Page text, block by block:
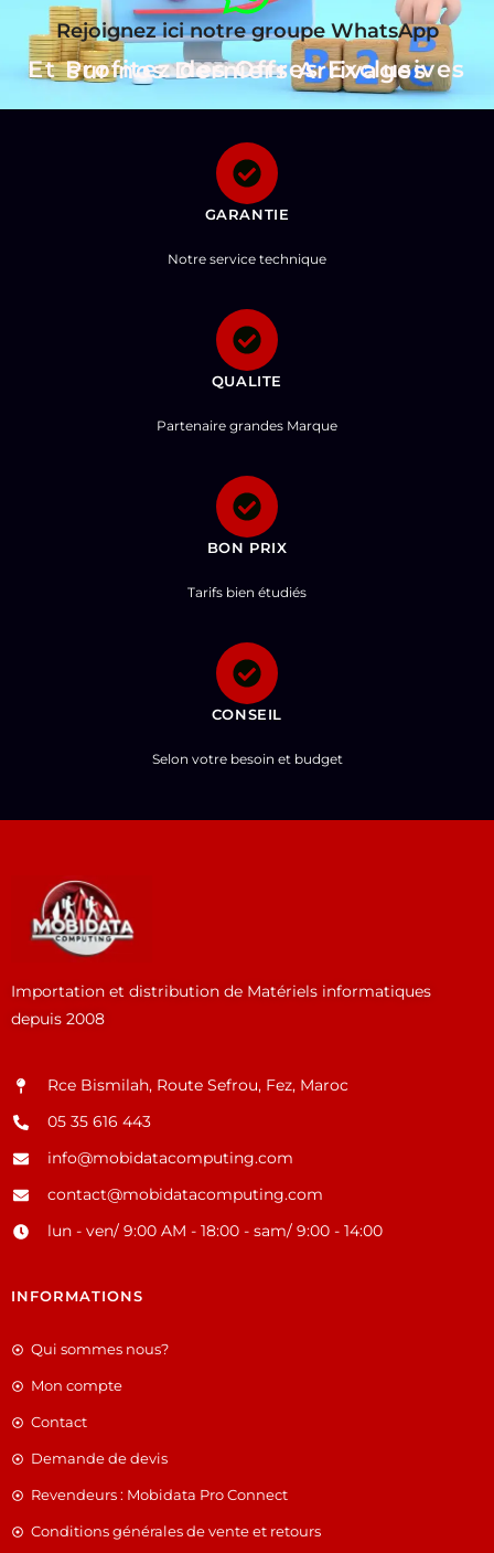
Rejoignez ici notre groupe WhatsApp
Et Profitez des Offres Exclusives sur nos Derniers Arrivages
GARANTIE
Notre service technique
QUALITE
Partenaire grandes Marque
BON PRIX
Tarifs bien étudiés
CONSEIL
Selon votre besoin et budget
Importation et distribution de Matériels informatiques
depuis 2008
Rce Bismilah, Route Sefrou, Fez, Maroc
05 35 616 443
info@mobidatacomputing.com
contact@mobidatacomputing.com
lun - ven/ 9:00 AM - 18:00 - sam/ 9:00 - 14:00
INFORMATIONS
Qui sommes nous?
Mon compte
Contact
Demande de devis
Revendeurs : Mobidata Pro Connect
Conditions générales de vente et retours